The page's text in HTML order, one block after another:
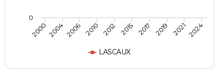
LASCAUX
200020042006 2010 2012 2015 2017 2019 20212024
0